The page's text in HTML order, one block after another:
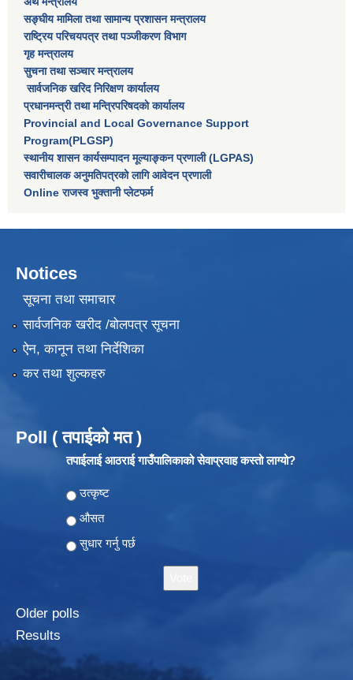
सङ्घीय मामिला तथा सामान्य प्रशासन मन्त्रालय
राष्‍ट्रिय परिचयपत्र तथा पञ्‍जीकरण विभाग
गृह मन्त्रालय
सुचना तथा सञ्चार मन्त्रालय
सार्वजनिक खरिद निरिक्षण कार्यालय
प्रधानमन्त्री तथा मन्त्रिपरिषदकाे कार्यालय
Provincial and Local Governance Support
Program(PLGSP)
स्थानीय शासन कार्यसम्पादन मूल्याङ्कन प्रणाली (LGPAS)
सवारीचालक अनुमतिपत्रको लागि आवेदन प्रणाली
Online राजस्व भुक्तानी प्लेटफर्म
Notices
सूचना तथा समाचार
सार्वजनिक खरीद /बोलपत्र सूचना
ऐन, कानून तथा निर्देशिका
कर तथा शुल्कहरु
Poll ( तपाईको मत )
तपाईलाई आठराई गाउँपालिकाको सेवाप्रवाह कस्तो लाग्यो?
Choices
उत्कृष्ट
औसत
सुधार गर्नु पर्छ
Older polls
Results